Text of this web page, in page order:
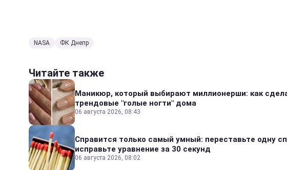
NASA ФК Днепр
Читайте также
Маникюр, который выбирают миллионерши: как
трендовые "голые ногти" дома
06 августа 2026, 08:43
Справится только самый умный: переставьте одну
исправьте уравнение за 30 секунд
06 августа 2026, 08:02